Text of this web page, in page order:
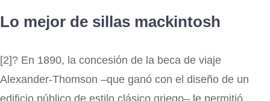
Lo mejor de sillas mackintosh
[2]? En 1890, la concesión de la beca de viaje
Alexander-Thomson –que ganó con el diseño de un
edificio público de estilo clásico griego– le permitió